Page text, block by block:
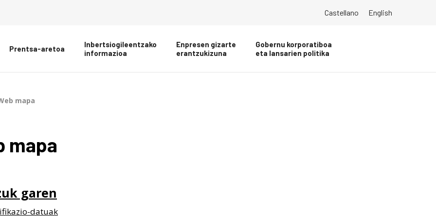
Castellano English
Prentsa-aretoa
Inbertsiogileentzako
informazioa
Enpresen gizarte
erantzukizuna
Gobernu korporatiboa
eta lansarien politika
mapa
mapa
garen
datuak